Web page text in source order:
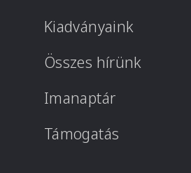
Kiadványaink
Összes hírünk
Imanaptár
Támogatás